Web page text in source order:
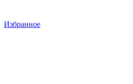
Избранное